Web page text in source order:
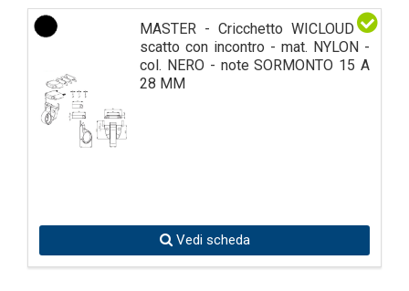
MASTER - Cricchetto WICLOUD a
scatto con incontro - mat. NYLON -
col. NERO - note SORMONTO 15 A
28 MM
Vedi scheda